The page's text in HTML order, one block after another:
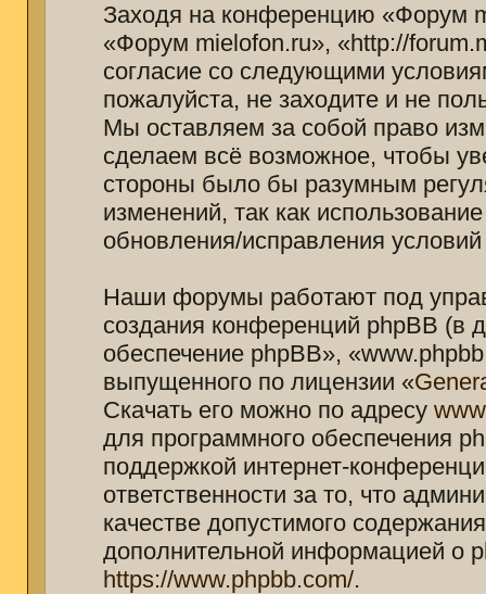
Заходя на конференцию «Форум
«Форум mielofon.ru», «http://
согласие со следующими
пожалуйста, не заходите и не
Мы оставляем за собой право
сделаем всё возможное, чтобы
стороны было бы разумным
изменений, так как
обновления/исправления
Наши форумы работают под
создания конференций phpBB (в
обеспечение phpBB»,
выпущенного по лицензии «
Скачать его можно по адресу
для программного обеспечения
поддержкой интернет-
ответственности за то, что
качестве допустимого
дополнительной информацией о
https://www.phpbb.com/.